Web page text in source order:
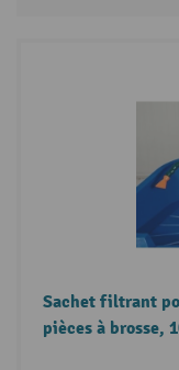
Sachet filtrant
pièces à brosse,